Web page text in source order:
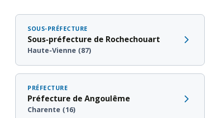
SOUS-PRÉFECTURE
Sous-préfecture de Rochechouart
Haute-Vienne (87)
PRÉFECTURE
Préfecture de Angoulême
Charente (16)